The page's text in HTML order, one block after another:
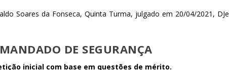
Soares da Fonseca, Quinta Turma, julgado em 20/04/2021, DJe
DE SEGURANÇA
inicial com base em questões de mérito.